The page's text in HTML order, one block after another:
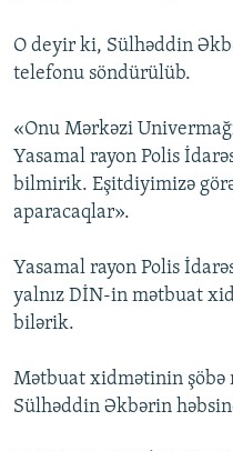
O deyir ki, Sülhəddin
telefonu söndürülüb.
«Onu Mərkəzi
Yasamal rayon Polis
bilmirik. Eşitdiyimizə
aparacaqlar».
Yasamal rayon Polis
yalnız DİN-in mətbuat
bilərik.
Mətbuat xidmətinin şöbə
Sülhəddin Əkbərin